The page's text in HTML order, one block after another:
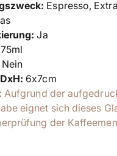
Espresso,
Ja
75ml
Nein
6x7cm
Aufgrund der
eignet sich dieses
der